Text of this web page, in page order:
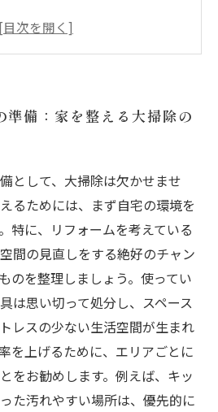
ンス：掃除だけでは終わらせ
！リフォームのアイデアを
るために：心と住まいを整え
大掃除とリフォームで迎える
準備：家を整える大掃除の
として、大掃除は欠かせませ
るためには、まず自宅の環境を
特に、リフォームを考えている
間の見直しをする絶好のチャン
のを整理しましょう。使ってい
は思い切って処分し、スペース
レスの少ない生活空間が生まれ
を上げるために、エリアごとに
をお勧めします。例えば、キッ
た汚れやすい場所は、優先的に